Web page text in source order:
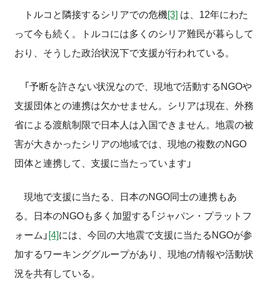
トルコと隣接するシリアでの危機[3] は、12年にわた
って今も続く。トルコには多くのシリア難民が暮らして
おり、そうした政治状況下で支援が行われている。
「予断を許さない状況なので、現地で活動するNGOや
支援団体との連携は欠かせません。シリアは現在、外務
省による渡航制限で日本人は入国できません。地震の被
害が大きかったシリアの地域では、現地の複数のNGO
団体と連携して、支援に当たっています」
現地で支援に当たる、日本のNGO同士の連携もあ
る。日本のNGOも多く加盟する「ジャパン・プラットフ
ォーム」 [4]には、今回の大地震で支援に当たるNGOが参
加するワーキンググループがあり、現地の情報や活動状
況を共有している。